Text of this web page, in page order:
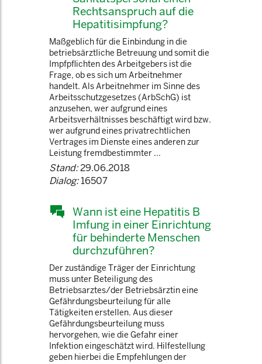
Rechtsanspruch auf die
Hepatitisimpfung?
Maßgeblich für die Einbindung in die
betriebsärztliche Betreuung und somit die
Impfpflichten des Arbeitgebers ist die
Frage, ob es sich um Arbeitnehmer
handelt. Als Arbeitnehmer im Sinne des
Arbeitsschutzgesetzes (ArbSchG) ist
anzusehen, wer aufgrund eines
Arbeitsverhältnisses beschäftigt wird bzw.
wer aufgrund eines privatrechtlichen
Vertrages im Dienste eines anderen zur
Leistung fremdbestimmter ...
Stand:29.06.2018
Dialog:16507
Wann ist eine Hepatitis B
Imfung in einer Einrichtung
für behinderte Menschen
durchzuführen?
Der zuständige Träger der Einrichtung
muss unter Beteiligung des
Betriebsarztes/der Betriebsärztin eine
Gefährdungsbeurteilung für alle
Tätigkeiten erstellen. Aus dieser
Gefährdungsbeurteilung muss
hervorgehen, wie die Gefahr einer
Infektion eingeschätzt wird. Hilfestellung
geben hierbei die Empfehlungen der